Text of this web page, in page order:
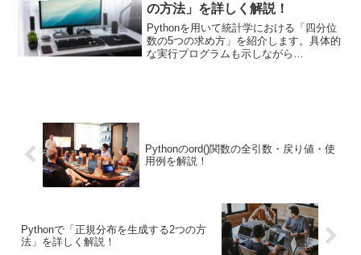
の方法」を詳しく解説！
Pythonを用いて統計学における「四分位
数の5つの求め方」を紹介します。具体的
な実行プログラムも示しながら
紹介します。
Pythonのord()関数の全引数・戻り値・使
用例を解説！
Pythonで「正規分布を生成する2つの方
法」を詳しく解説！